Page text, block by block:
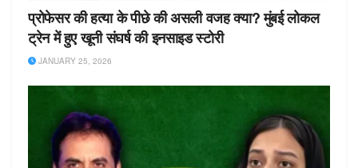
प्रोफेसर की हत्या के पीछे की असली वजह क्या? मुंबई लोकल
ट्रेन में हुए खूनी संघर्ष की इनसाइड स्टोरी
JANUARY 25, 2026